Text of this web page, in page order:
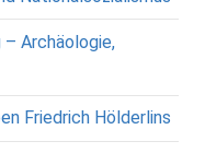
Archäologie,
Friedrich Hölderlins